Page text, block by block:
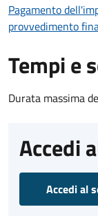
Pagamento
provvedimento
Tempi e
Durata massima
Accedi
Accedi al